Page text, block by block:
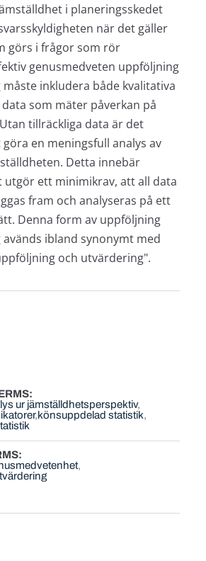
i planeringsskedet
när det gäller
görs i frågor som rör
genusmedveten uppföljning
inkludera både kvalitativa
som mäter påverkan på
tillräckliga data är det
en meningsfull analys av
Detta innebär
utgör ett minimikrav, att all data
fram och analyseras på ett
Denna form av uppföljning
ibland synonymt med
och utvärdering".
ur jämställdhetsperspektiv
könsuppdelad statistik